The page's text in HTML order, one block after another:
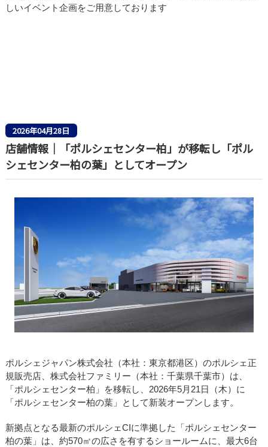
しいイベント企画をご用意しております
2026年04月28日
店舗情報｜「ポルシェセンター柏」が移転し「ポル
シェセンター柏の葉」としてオープン
ポルシェジャパン株式会社（本社：東京都港区）のポルシェ正
規販売店、株式会社ファミリー（本社：千葉県千葉市）は、
「ポルシェセンター柏」を移転し、2026年5月21日（木）に
「ポルシェセンター柏の葉」として新装オープンします。
新拠点となる最新のポルシェCIに準拠した「ポルシェセンター
柏の葉」は、約570㎡の広さを有するショールームに、最大6台